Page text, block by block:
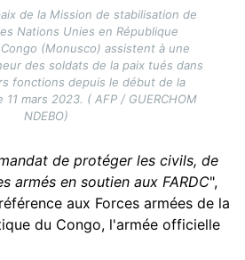
de la Mission de stabilisation de
Nations Unies en République
(Monusco) assistent à une
des soldats de la paix tués dans
fonctions depuis le début de la
11 mars 2023. ( AFP / GUERCHOM
NDEBO)
de protéger les civils, de
armés en soutien aux FARDC",
aux Forces armées de la
du Congo, l'armée officielle